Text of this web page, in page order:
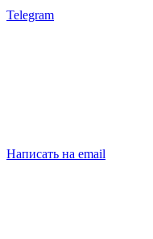
Telegram
Написать на email